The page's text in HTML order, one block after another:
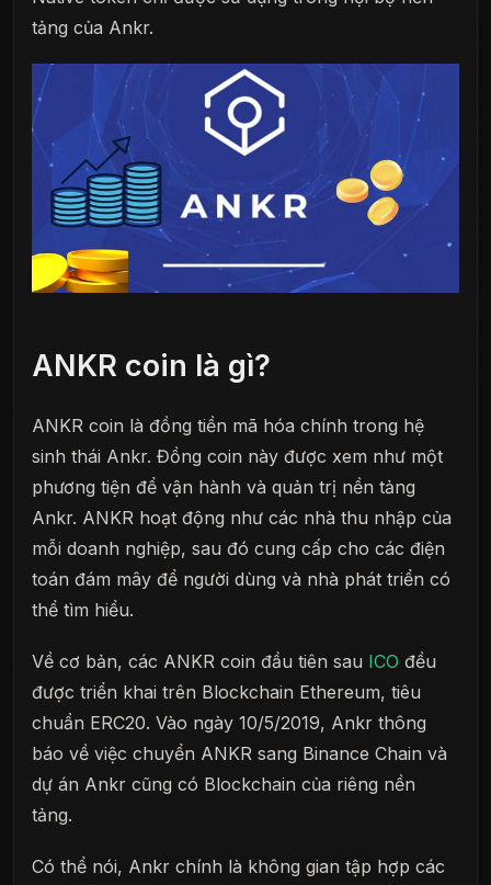
tảng của Ankr.
ANKR coin là gì?
ANKR coin là đồng tiền mã hóa chính trong hệ
sinh thái Ankr. Đồng coin này được xem như một
phương tiện để vận hành và quản trị nền tảng
Ankr. ANKR hoạt động như các nhà thu nhập của
mỗi doanh nghiệp, sau đó cung cấp cho các điện
toán đám mây để người dùng và nhà phát triển có
thể tìm hiểu.
Về cơ bản, các ANKR coin đầu tiên sau ICO đều
được triển khai trên Blockchain Ethereum, tiêu
chuẩn ERC20. Vào ngày 10/5/2019, Ankr thông
báo về việc chuyển ANKR sang Binance Chain và
dự án Ankr cũng có Blockchain của riêng nền
tảng.
Có thể nói, Ankr chính là không gian tập hợp các